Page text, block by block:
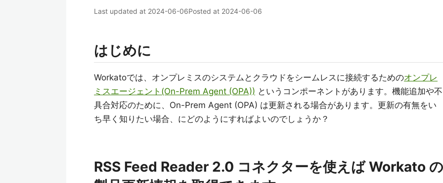
Last updated at 2024-06-06Posted at 2024-06-06
はじめに
Workatoでは、オンプレミスのシステムとクラウドをシームレスに接続するためのオンプレ
ミスエージェント(On-Prem Agent (OPA)) というコンポーネントがあります。機能追加や不
具合対応のために、On-Prem Agent (OPA) は更新される場合があります。更新の有無をい
ち早く知りたい場合、にどのようにすればよいのでしょうか？
RSS Feed Reader 2.0 コネクターを使えば Workato の